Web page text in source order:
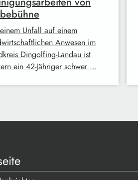
Unfall auf einem
Anwesen im
Dingolfing-Landau ist
ein 42-Jähriger schwer …